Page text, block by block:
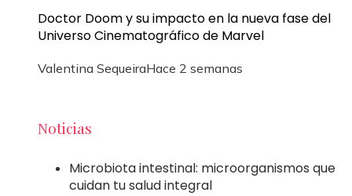
Doctor Doom y su impacto en la nueva fase del
Universo Cinematográfico de Marvel
Valentina SequeiraHace 2 semanas
Noticias
Microbiota intestinal: microorganismos que
cuidan tu salud integral